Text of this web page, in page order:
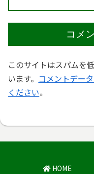
コメ
このサイトはスパムを
います。 コメントデー
ください。
HOME